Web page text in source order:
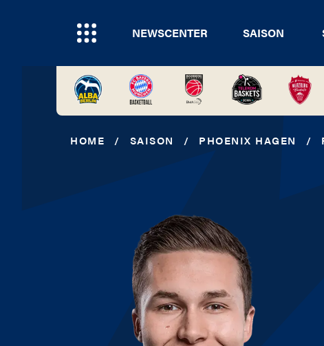
NEWSCENTER SAISON
HOME / SAISON / PHOENIX HAGEN /